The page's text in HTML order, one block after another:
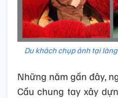
Du khách chụp ảnh tại
Những năm gần đây,
Cầu chung tay xây